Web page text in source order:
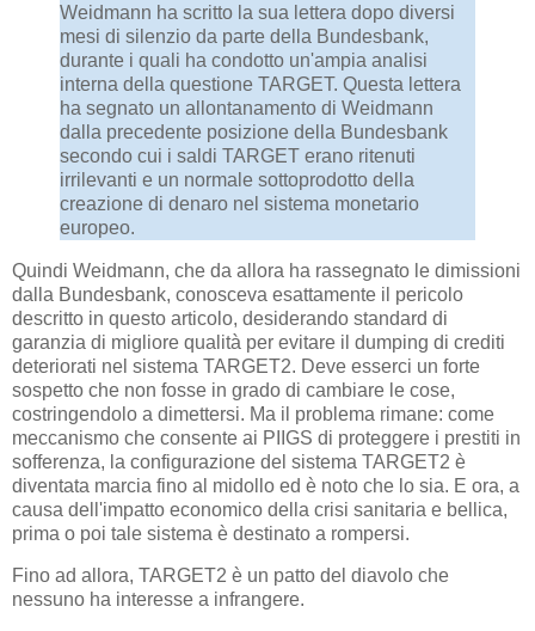
Weidmann ha scritto la sua lettera dopo diversi
mesi di silenzio da parte della Bundesbank,
durante i quali ha condotto un'ampia analisi
interna della questione TARGET. Questa lettera
ha segnato un allontanamento di Weidmann
dalla precedente posizione della Bundesbank
secondo cui i saldi TARGET erano ritenuti
irrilevanti e un normale sottoprodotto della
creazione di denaro nel sistema monetario
europeo.
Quindi Weidmann, che da allora ha rassegnato le dimissioni
dalla Bundesbank, conosceva esattamente il pericolo
descritto in questo articolo, desiderando standard di
garanzia di migliore qualità per evitare il dumping di crediti
deteriorati nel sistema TARGET2. Deve esserci un forte
sospetto che non fosse in grado di cambiare le cose,
costringendolo a dimettersi. Ma il problema rimane: come
meccanismo che consente ai PIIGS di proteggere i prestiti in
sofferenza, la configurazione del sistema TARGET2 è
diventata marcia fino al midollo ed è noto che lo sia. E ora, a
causa dell'impatto economico della crisi sanitaria e bellica,
prima o poi tale sistema è destinato a rompersi.
Fino ad allora, TARGET2 è un patto del diavolo che
nessuno ha interesse a infrangere.